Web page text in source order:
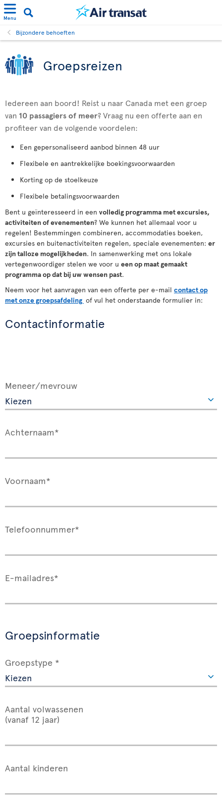
Menu
Bijzondere behoeften
Groepsreizen
Iedereen aan boord! Reist u naar Canada met een groep
van 10 passagiersof meer? Vraag nu een offerte aan en
profiteer van de volgende voordelen:
Een gepersonaliseerd aanbod binnen 48 uur
Flexibele en aantrekkelijke boekingsvoorwaarden
Korting op de stoelkeuze
Flexibele betalingsvoorwaarden
Bent u geïnteresseerd in een volledig programma met excursies,
activiteitenofevenementen? We kunnen het allemaal voor u
regelen! Bestemmingen combineren, accommodaties boeken,
excursies en buitenactiviteiten regelen, speciale evenementen: er
zijn talloze mogelijkheden. In samenwerking met ons lokale
vertegenwoordiger stelen we voor u een op maat gemaakt
programma op dat bij uw wensen past.
Neem voor het aanvragen van een offerte per e-mail contact op
met onze groepsafdeling of vul het onderstaande formulier in:
Contactinformatie
Meneer/mevrouw
Achternaam*
Voornaam*
Telefoonnummer*
E-mailadres*
Groepsinformatie
Groepstype *
Aantal volwassenen
(vanaf 12 jaar)
Aantal kinderen